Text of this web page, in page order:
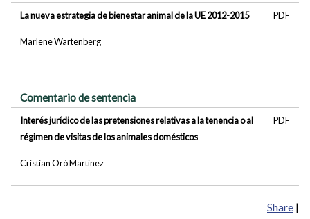
La nueva estrategia de bienestar animal de la UE 2012-2015
Marlene Wartenberg
PDF
Comentario de sentencia
Interés jurídico de las pretensiones relativas a la tenencia o al
régimen de visitas de los animales domésticos
Crístian Oró Martínez
PDF
Share |